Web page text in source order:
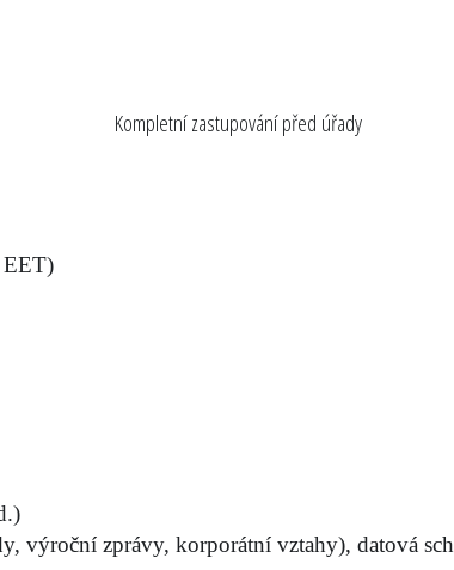
Kompletní zastupování před úřady
EET)
výroční zprávy, korporátní vztahy), datová